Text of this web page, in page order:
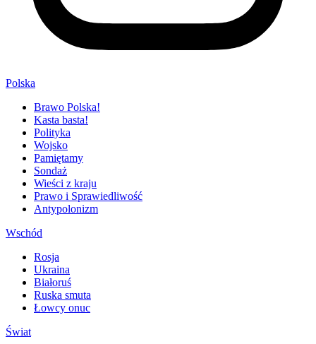
Polska
Brawo Polska!
Kasta basta!
Polityka
Wojsko
Pamiętamy
Sondaż
Wieści z kraju
Prawo i Sprawiedliwość
Antypolonizm
Wschód
Rosja
Ukraina
Białoruś
Ruska smuta
Łowcy onuc
Świat